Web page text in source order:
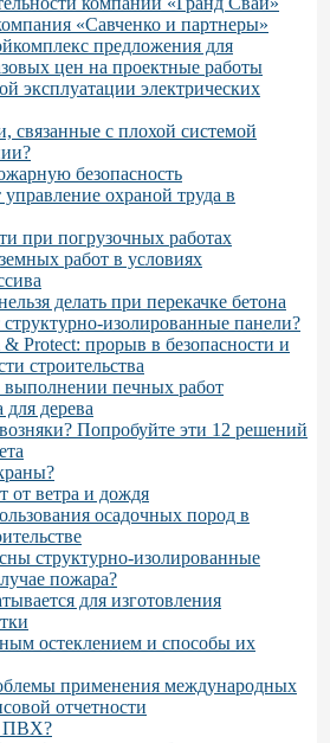
«Савченко и партнеры»
предложения для
цен на проектные работы
эксплуатации электрических
связанные с плохой системой
безопасность
охраной труда в
при погрузочных работах
работ в условиях
делать при перекачке бетона
изолированные панели?
Protect: прорыв в безопасности и
строительства
выполнении печных работ
дерева
Попробуйте эти 12 решений
от ветра и дождя
осадочных пород в
структурно-изолированные
пожара?
для изготовления
остеклением и способы их
применения международных
отчетности
ПВХ?